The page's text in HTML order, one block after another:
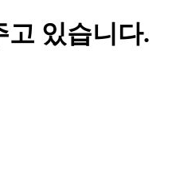
고 있습니다.